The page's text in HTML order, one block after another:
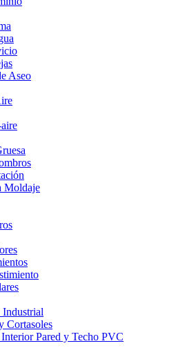
Aseo
Moldaje
Industrial
Cortasoles
Pared y Techo PVC